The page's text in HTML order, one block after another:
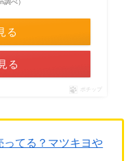
べ）
る
る
ポチップ
ってる？マツキヨや